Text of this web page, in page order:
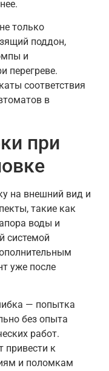
только
поддон,
и
перегреве.
соответствия
в
при
на внешний вид и
такие как
воды и
системой
уже после
— попытка
без опыта
работ.
привести к
и поломкам